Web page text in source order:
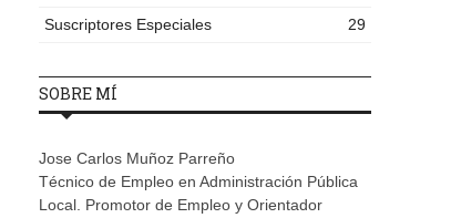
Suscriptores Especiales
29
SOBRE MÍ
Jose Carlos Muñoz Parreño
Técnico de Empleo en Administración Pública
Local. Promotor de Empleo y Orientador